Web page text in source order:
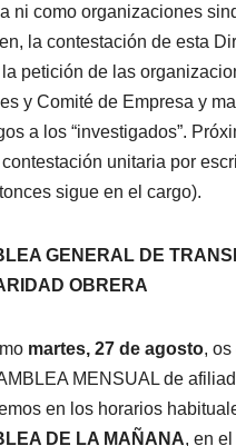
ni como organizaciones
la contestación de esta
petición de las
y Comité de Empresa y
a los “investigados”.
unitaria por
sigue en el cargo).
GENERAL DE
OBRERA
martes, 27 de agosto,
MENSUAL de
en los horarios
DE LA MAÑANA, en